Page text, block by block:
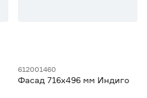
612001460
Фасад 716х496 мм Индиго